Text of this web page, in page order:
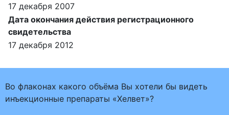
17 декабря 2007
Дата окончания действия регистрационного
свидетельства
17 декабря 2012
Во флаконах какого объёма Вы хотели бы видеть
инъекционные препараты «Хелвет»?